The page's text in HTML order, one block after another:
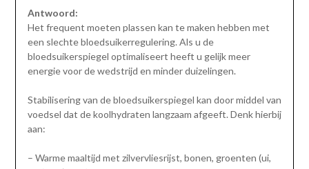
Antwoord:
Het frequent moeten plassen kan te maken hebben met
een slechte bloedsuikerregulering. Als u de
bloedsuikerspiegel optimaliseert heeft u gelijk meer
energie voor de wedstrijd en minder duizelingen.
Stabilisering van de bloedsuikerspiegel kan door middel van
voedsel dat de koolhydraten langzaam afgeeft. Denk hierbij
aan:
– Warme maaltijd met zilvervliesrijst, bonen, groenten (ui,